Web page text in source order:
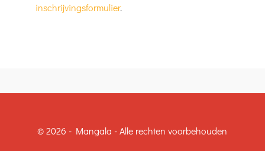
inschrijvingsformulier.
© 2026 - Mangala - Alle rechten voorbehouden